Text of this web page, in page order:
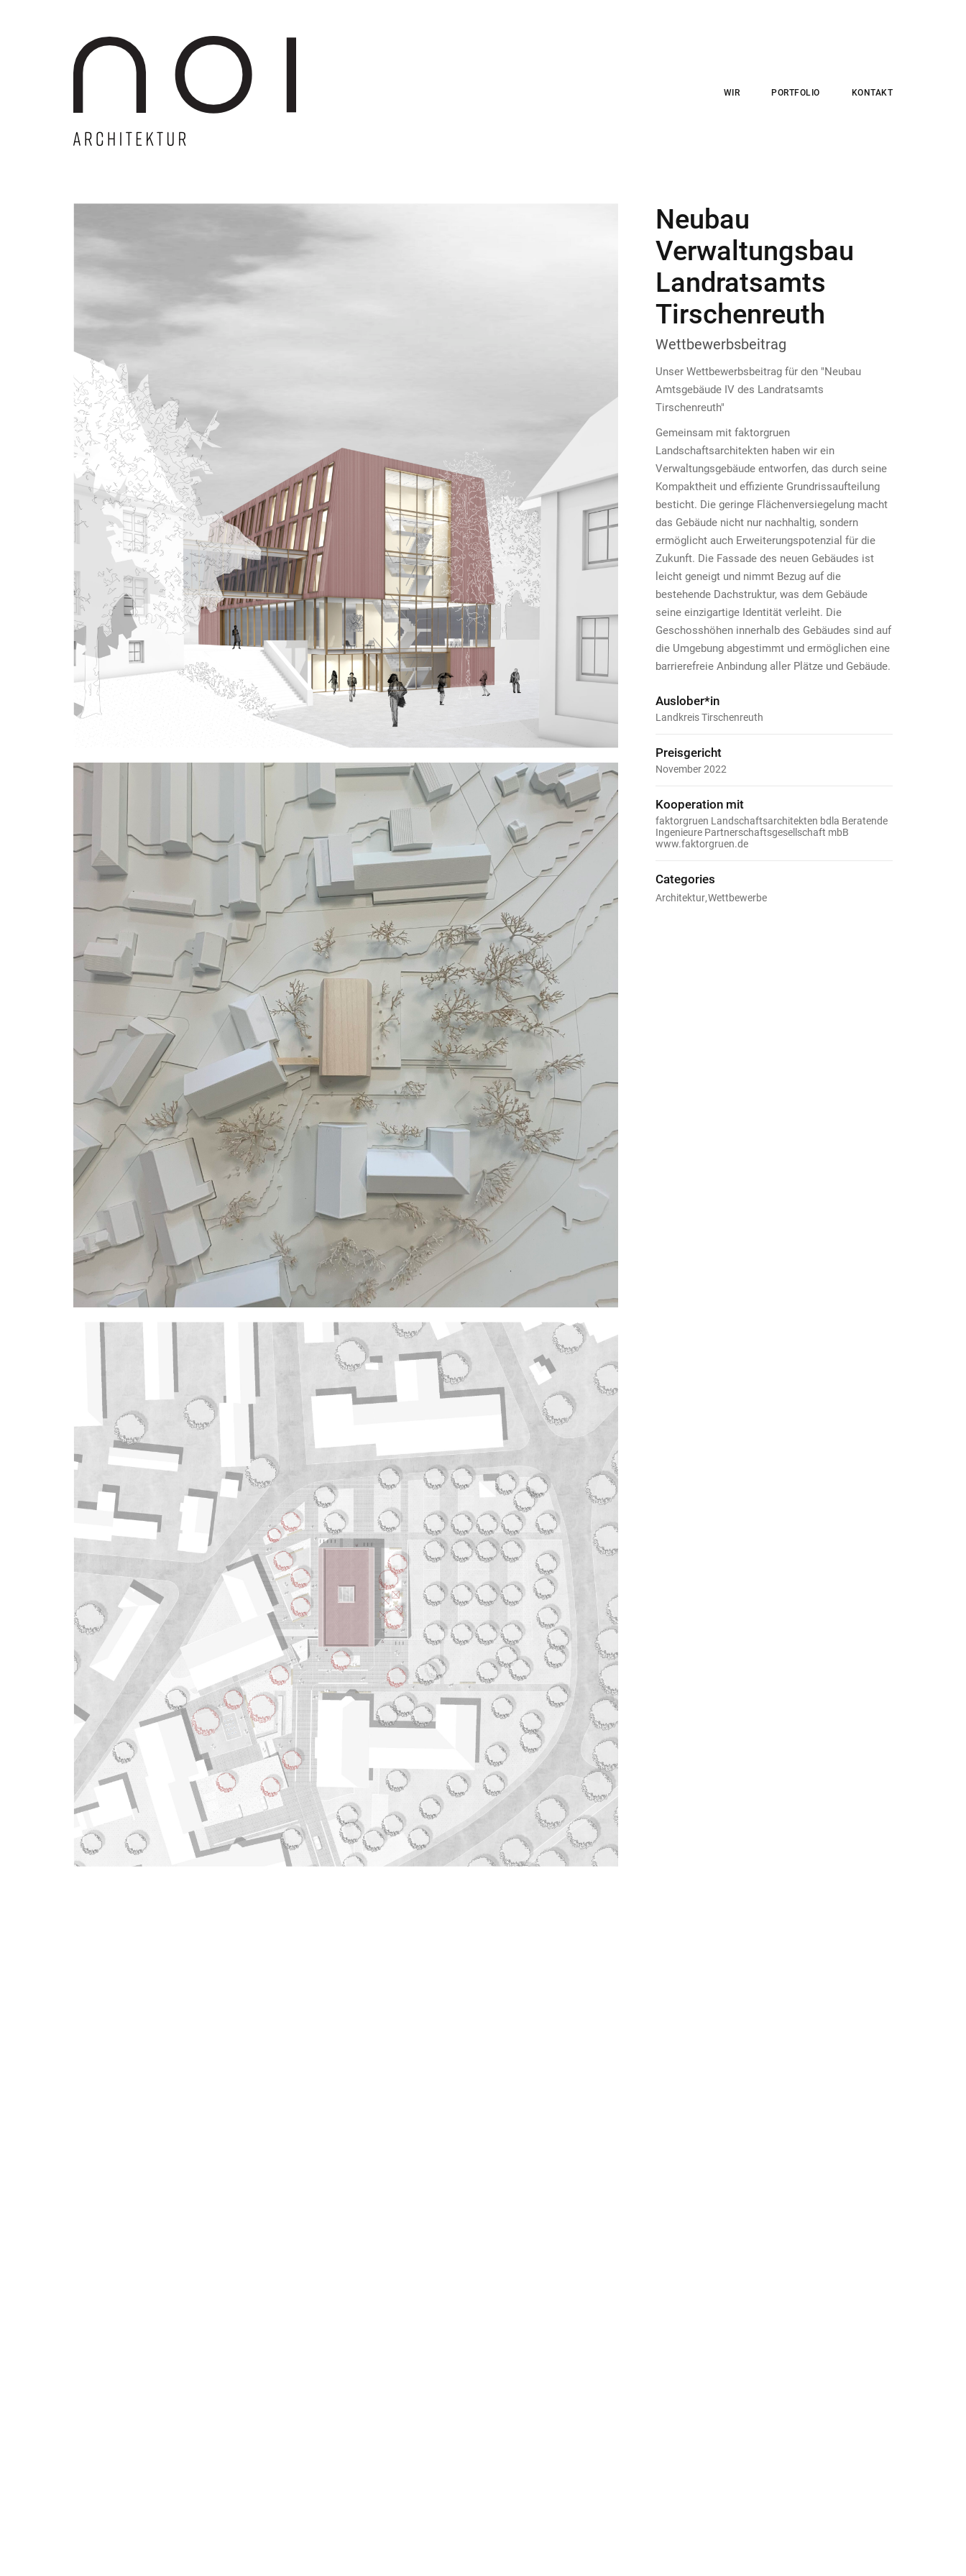
WIR PORTFOLIO KONTAKT
Neubau
Verwaltungsbau
Landratsamts
Tirschenreuth
Wettbewerbsbeitrag
Unser Wettbewerbsbeitrag für den "Neubau
Amtsgebäude IV des Landratsamts
Tirschenreuth"
Gemeinsam mit faktorgruen
Landschaftsarchitekten haben wir ein
Verwaltungsgebäude entworfen, das durch seine
Kompaktheit und effiziente Grundrissaufteilung
besticht. Die geringe Flächenversiegelung macht
das Gebäude nicht nur nachhaltig, sondern
ermöglicht auch Erweiterungspotenzial für die
Zukunft. Die Fassade des neuen Gebäudes ist
leicht geneigt und nimmt Bezug auf die
bestehende Dachstruktur, was dem Gebäude
seine einzigartige Identität verleiht. Die
Geschosshöhen innerhalb des Gebäudes sind auf
die Umgebung abgestimmt und ermöglichen eine
barrierefreie Anbindung aller Plätze und Gebäude.
Auslober*in
Landkreis Tirschenreuth
Preisgericht
November 2022
Kooperation mit
faktorgruen Landschaftsarchitekten bdla Beratende
Ingenieure Partnerschaftsgesellschaft mbB
www.faktorgruen.de
Categories
Architektur Wettbewerbe